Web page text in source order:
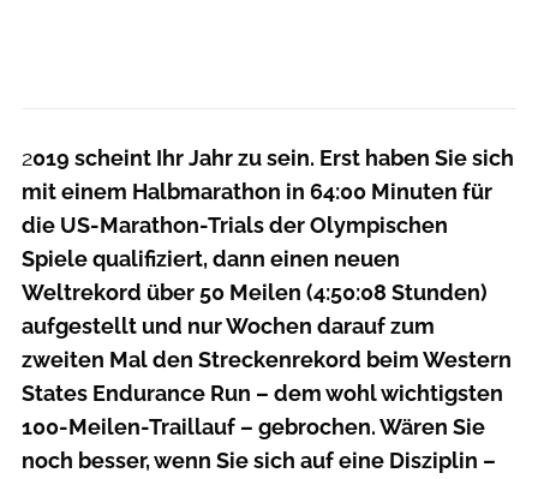
2019 scheint Ihr Jahr zu sein. Erst haben Sie sich
mit einem Halbmarathon in 64:00 Minuten für
die US-Marathon-Trials der Olympischen
Spiele qualifiziert, dann einen neuen
Weltrekord über 50 Meilen (4:50:08 Stunden)
aufgestellt und nur Wochen darauf zum
zweiten Mal den Streckenrekord beim Western
States Endurance Run – dem wohl wichtigsten
100-Meilen-Traillauf – gebrochen. Wären Sie
noch besser, wenn Sie sich auf eine Disziplin –